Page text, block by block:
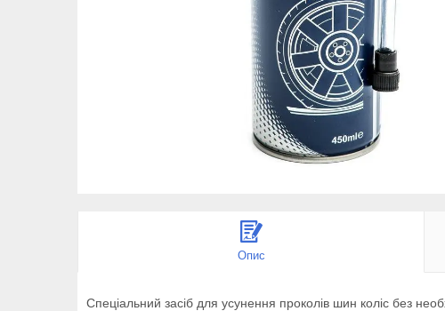
Опис
Спеціальний засіб для усунення проколів шин коліс без